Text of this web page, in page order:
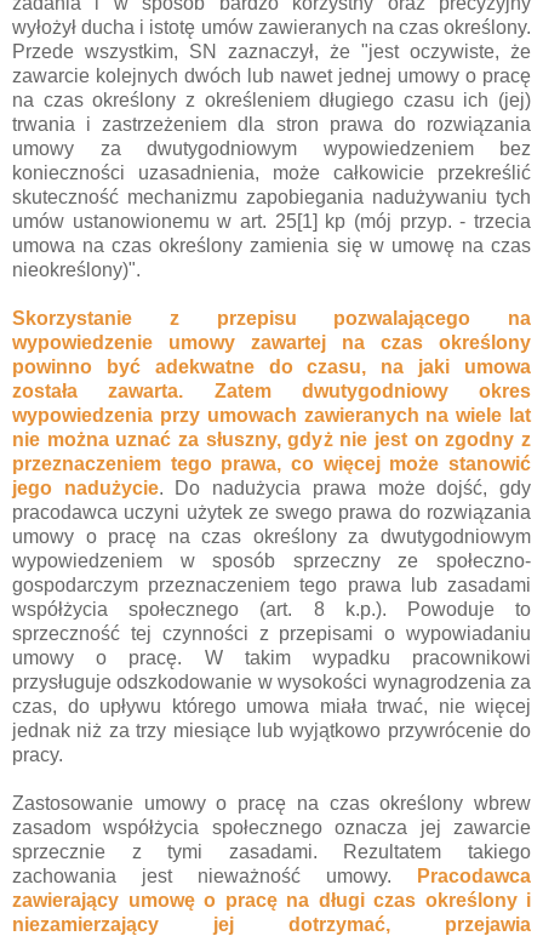
wyłożył ducha i istotę umów zawieranych na czas określony.
Przede wszystkim, SN zaznaczył, że "jest oczywiste, że
zawarcie kolejnych dwóch lub nawet jednej umowy o pracę
na czas określony z określeniem długiego czasu ich (jej)
trwania i zastrzeżeniem dla stron prawa do rozwiązania
umowy za dwutygodniowym wypowiedzeniem bez
konieczności uzasadnienia, może całkowicie przekreślić
skuteczność mechanizmu zapobiegania nadużywaniu tych
umów ustanowionemu w art. 25[1] kp (mój przyp. - trzecia
umowa na czas określony zamienia się w umowę na czas
nieokreślony)".
Skorzystanie z przepisu pozwalającego na
wypowiedzenie umowy zawartej na czas określony
powinno być adekwatne do czasu, na jaki umowa
została zawarta. Zatem dwutygodniowy okres
wypowiedzenia przy umowach zawieranych na wiele lat
nie można uznać za słuszny, gdyż nie jest on zgodny z
przeznaczeniem tego prawa, co więcej może stanowić
jego nadużycie. Do nadużycia prawa może dojść, gdy
pracodawca uczyni użytek ze swego prawa do rozwiązania
umowy o pracę na czas określony za dwutygodniowym
wypowiedzeniem w sposób sprzeczny ze społeczno-
gospodarczym przeznaczeniem tego prawa lub zasadami
współżycia społecznego (art. 8 k.p.). Powoduje to
sprzeczność tej czynności z przepisami o wypowiadaniu
umowy o pracę. W takim wypadku pracownikowi
przysługuje odszkodowanie w wysokości wynagrodzenia za
czas, do upływu którego umowa miała trwać, nie więcej
jednak niż za trzy miesiące lub wyjątkowo przywrócenie do
pracy.
Zastosowanie umowy o pracę na czas określony wbrew
zasadom współżycia społecznego oznacza jej zawarcie
sprzecznie z tymi zasadami. Rezultatem takiego
zachowania jest nieważność umowy.
Pracodawca
zawierający umowę o pracę na długi czas określony i
niezamierzający jej dotrzymać, przejawia